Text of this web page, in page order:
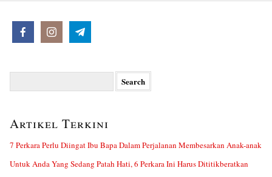
Artikel Terkini
7 Perkara Perlu Diingat Ibu Bapa Dalam Perjalanan Membesarkan Anak-anak
Untuk Anda Yang Sedang Patah Hati, 6 Perkara Ini Harus Dititikberatkan